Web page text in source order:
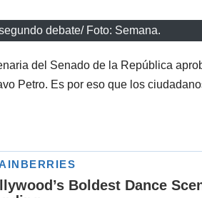
debate/ Foto: Semana.
del Senado de la República
Petro. Es por eso que los